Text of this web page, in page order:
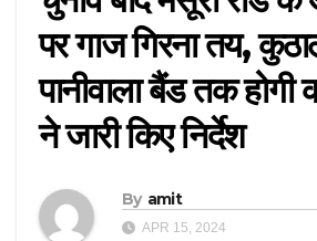
पर गाज गिरना तय,
पानीवाला बैंड तक होगी
ने जारी किए निर्देश
By amit
APR 15, 2024